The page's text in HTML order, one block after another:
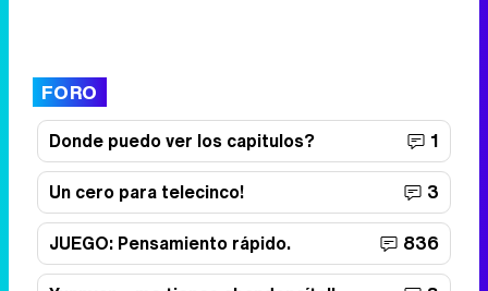
FORO
Donde puedo ver los capitulos?
1
Un cero para telecinco!
3
JUEGO: Pensamiento rápido.
836